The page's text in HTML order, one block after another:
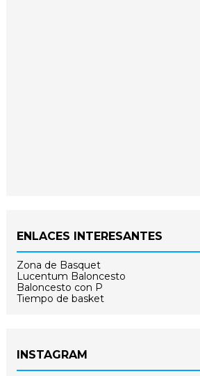
ENLACES INTERESANTES
Zona de Basquet
Lucentum Baloncesto
Baloncesto con P
Tiempo de basket
INSTAGRAM